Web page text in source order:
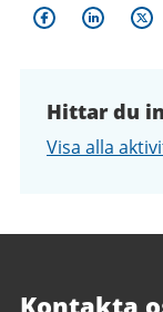
Hittar du
Visa alla
Kontakta